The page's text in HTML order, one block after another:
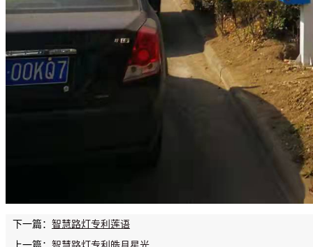
下一篇： 智慧路灯专利莲语